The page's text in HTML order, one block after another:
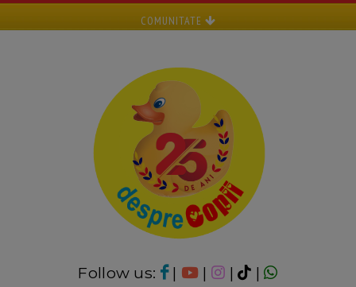
COMUNITATE
Follow us: | | |
|